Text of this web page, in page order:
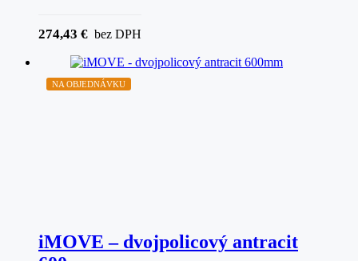
274,43 € bez DPH
NA OBJEDNÁVKU
iMOVE – dvojpolicový antracit